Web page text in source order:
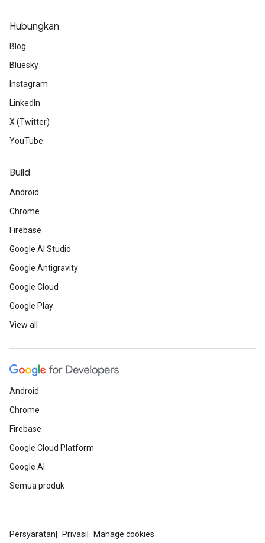
Hubungkan
Blog
Bluesky
Instagram
LinkedIn
X (Twitter)
YouTube
Build
Android
Chrome
Firebase
Google AI Studio
Google Antigravity
Google Cloud
Google Play
View all
Android
Chrome
Firebase
Google Cloud Platform
Google AI
Semua produk
Persyaratan Privasi Manage cookies